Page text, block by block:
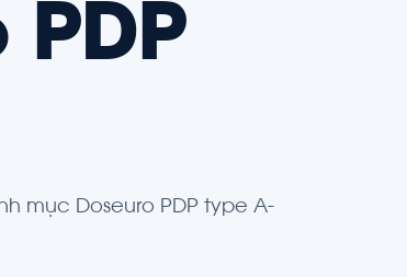
PDP
mục Doseuro PDP type A-